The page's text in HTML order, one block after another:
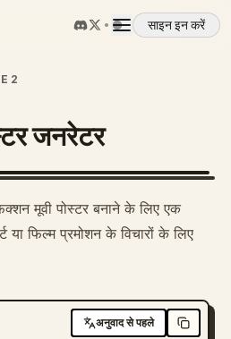
साइन इन करें
2
जनरेटर
मूवी पोस्टर बनाने के लिए एक
या फिल्म प्रमोशन के विचारों के लिए
अनुवाद से पहले